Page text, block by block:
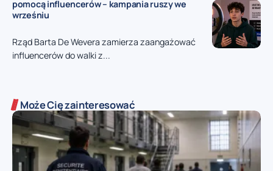
pomocą influencerów – kampania ruszy we
wrześniu
Rząd Barta De Wevera zamierza zaangażować
influencerów do walki z...
Może Cię zainteresować